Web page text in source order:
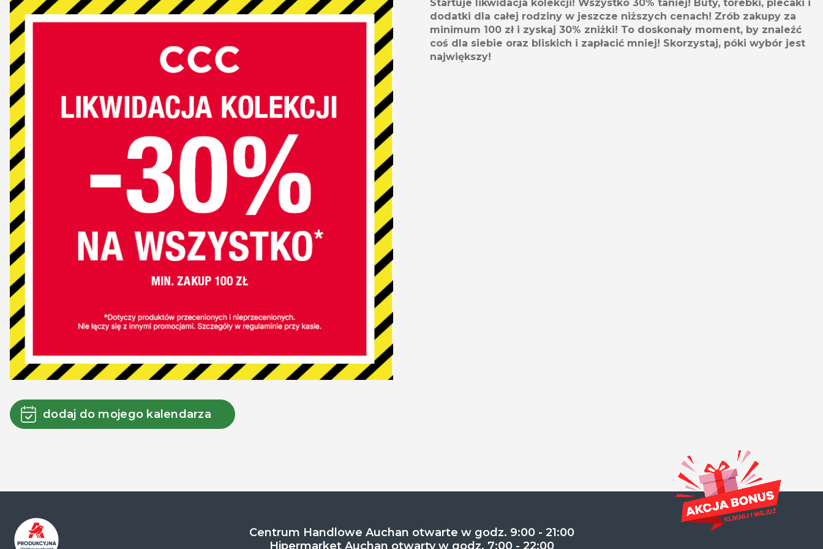
dodaj do mojego kalendarza
Startuje likwidacja kolekcji! Wszystko 30% taniej! Buty, torebki, plecaki i
dodatki dla całej rodziny w jeszcze niższych cenach! Zrób zakupy za
minimum 100 zł i zyskaj 30% zniżki! To doskonały moment, by znaleźć
coś dla siebie oraz bliskich i zapłacić mniej! Skorzystaj, póki wybór jest
największy!
Centrum Handlowe Auchan otwarte w godz. 9:00 - 21:00
Hipermarket Auchan otwarty w godz. 7:00 - 22:00